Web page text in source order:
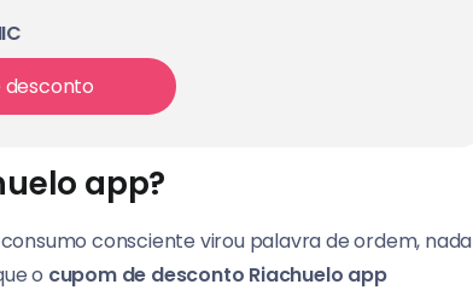
app?
consciente virou palavra de ordem, nada
o cupom de desconto Riachuelo app